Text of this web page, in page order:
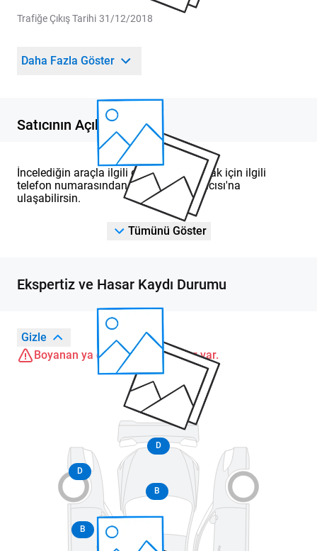
Trafiğe Çıkış Tarihi 31/12/2018
Daha Fazla Göster
Satıcının Açıklaması
İncelediğin araçla ilgili detaylı bilgi almak için ilgili
telefon numarasından DOD Yetkili Satıcısı'na
ulaşabilirsin.
Tümünü Göster
Ekspertiz ve Hasar Kaydı Durumu
Gizle
Boyanan ya da değişen parçalar var.
B
B
D
D